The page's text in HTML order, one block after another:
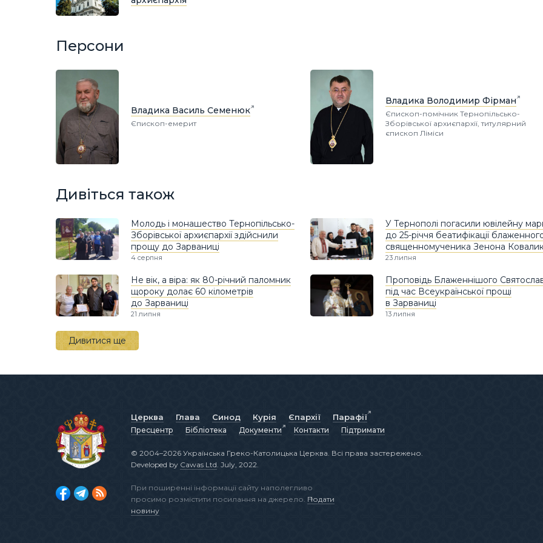
Персони
Владика Василь Семенюк
Єпископ-емерит
Владика Володимир Фірман
Єпископ-помічник Тернопільсько-
Зборівської архиєпархії, титулярний
єпископ Ліміси
Дивіться також
Молодь і монашество Тернопільсько-
Зборівської архиєпархії здійснили
прощу до Зарваниці
4 серпня
У Тернополі погасили ювілейну
до 25-річчя беатифікації
священномученика Зенона
23 липня
Не вік, а віра: як 80-річний паломник
щороку долає 60 кілометрів
до Зарваниці
21 липня
Проповідь Блаженнішого
під час Всеукраїнської прощі
в Зарваниці
13 липня
Дивитися ще
Церква Глава Синод Курія Єпархії Парафії
Пресцентр Бібліотека Документи Контакти Підтримати
© 2004–2026 Українська Греко-Католицька Церква. Всі права застережено.
Developed by Cawas Ltd. July, 2022.
При поширенні інформації сайту наполегливо
просимо розмістити посилання на джерело. Подати
новину